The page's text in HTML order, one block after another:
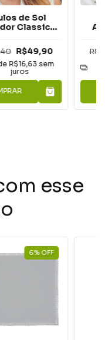
de Sol
Classic
R$49,90
R$16,63 sem
juros
esse
6% OFF